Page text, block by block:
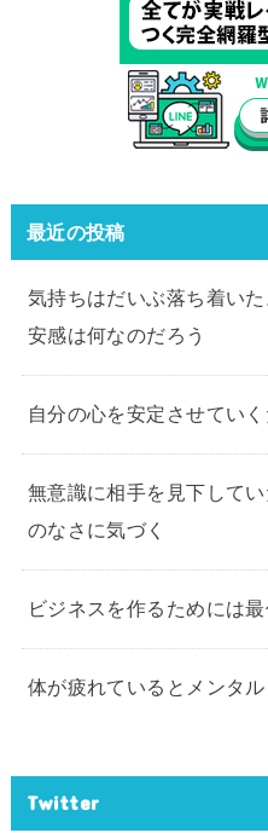
最近の投稿
気持ちはだいぶ落ち着い
安感は何なのだろう
自分の心を安定させてい
無意識に相手を見下して
のなさに気づく
ビジネスを作るためには
体が疲れているとメンタ
Twitter